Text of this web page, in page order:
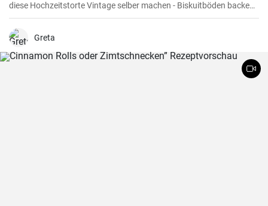
diese Hochzeitstorte Vintage selber machen - Biskuitböden backen
und mit Mascarpone Quark Creme füllen . Den Abschluß des Naked
Cake bilden viele bunte Beeren und Früchte.
Greta